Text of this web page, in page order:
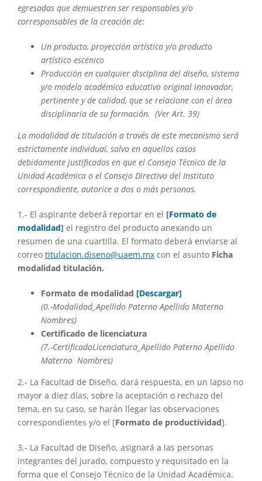
egresadas que demuestren ser responsables y/o
corresponsables de la creación de:
Un producto, proyección artística y/o producto
artístico escénico
Producción en cualquier disciplina del diseño, sistema
y/o modelo académico educativo original innovador,
pertinente y de calidad, que se relacione con el área
disciplinaria de su formación. (Ver Art. 39)
La modalidad de titulación a través de este mecanismo será
estrictamente individual, salvo en aquellos casos
debidamente justificados en que el Consejo Técnico de la
Unidad Académica o el Consejo Directivo del Instituto
correspondiente, autorice a dos o más personas.
1.- El aspirante deberá reportar en el [Formato de
modalidad] el registro del producto anexando un
resumen de una cuartilla. El formato deberá enviarse al
correo titulacion.diseno@uaem.mx con el asunto Ficha
modalidad titulación.
Formato de modalidad [Descargar]
(0.-Modalidad_Apellido Paterno Apellido Materno
Nombres)
Certificado de licenciatura
(7.-CertificadoLicenciatura_Apellido Paterno Apellido
Materno Nombres)
2.- La Facultad de Diseño, dará respuesta, en un lapso no
mayor a diez días, sobre la aceptación o rechazo del
tema, en su caso, se harán llegar las observaciones
correspondientes y/o el [Formato de productividad].
3.- La Facultad de Diseño, asignará a las personas
integrantes del jurado, compuesto y requisitado en la
forma que el Consejo Técnico de la Unidad Académica.